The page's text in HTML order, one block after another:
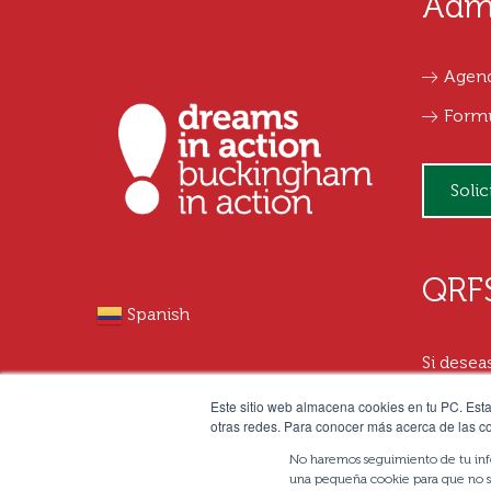
Este sitio web almacena cookies en tu PC.
otras redes. Para conocer más acerca de las
No haremos seguimiento de tu
una pequeña cookie para que no
Spanish
Si
por
click